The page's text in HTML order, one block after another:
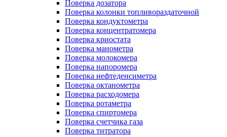
Поверка дозатора
Поверка колонки топливораздаточной
Поверка кондуктометра
Поверка концентратомера
Поверка криостата
Поверка манометра
Поверка молокомера
Поверка напоромера
Поверка нефтеденсиметра
Поверка октанометра
Поверка расходомера
Поверка ротаметра
Поверка спиртомера
Поверка счетчика газа
Поверка титратора